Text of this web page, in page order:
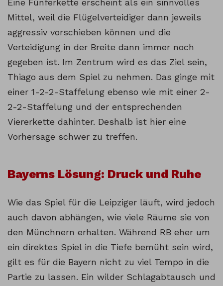
Eine Fünferkette erscheint als ein sinnvolles
Mittel, weil die Flügelverteidiger dann jeweils
aggressiv vorschieben können und die
Verteidigung in der Breite dann immer noch
gegeben ist. Im Zentrum wird es das Ziel sein,
Thiago aus dem Spiel zu nehmen. Das ginge mit
einer 1-2-2-Staffelung ebenso wie mit einer 2-
2-2-Staffelung und der entsprechenden
Viererkette dahinter. Deshalb ist hier eine
Vorhersage schwer zu treffen.
Bayerns Lösung: Druck und Ruhe
Wie das Spiel für die Leipziger läuft, wird jedoch
auch davon abhängen, wie viele Räume sie von
den Münchnern erhalten. Während RB eher um
ein direktes Spiel in die Tiefe bemüht sein wird,
gilt es für die Bayern nicht zu viel Tempo in die
Partie zu lassen. Ein wilder Schlagabtausch und